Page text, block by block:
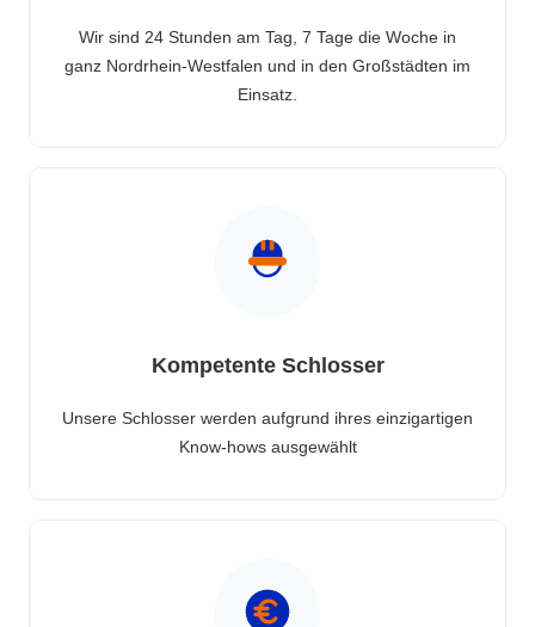
Wir sind 24 Stunden am Tag, 7 Tage die Woche in
ganz Nordrhein-Westfalen und in den Großstädten im
Einsatz.
Kompetente Schlosser
Unsere Schlosser werden aufgrund ihres einzigartigen
Know-hows ausgewählt